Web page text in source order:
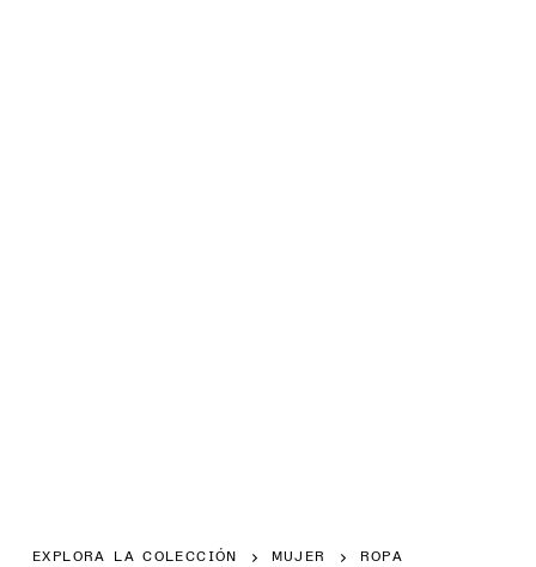
EXPLORA LA COLECCIÓN MUJER ROPA